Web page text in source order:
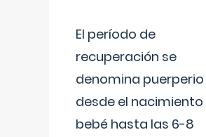
El período de
recuperación se
denomina puerperio
desde el nacimiento
bebé hasta las 6-8